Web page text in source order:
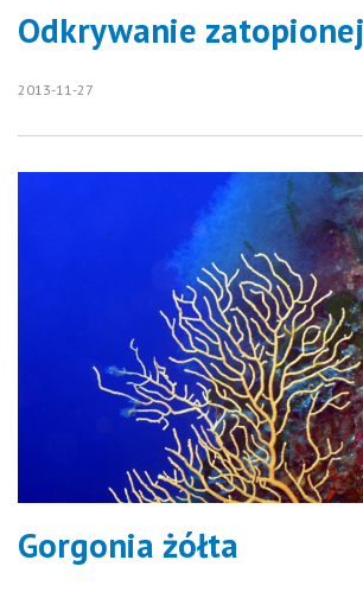
Odkrywanie
2013-11-27
Gorgonia żółta